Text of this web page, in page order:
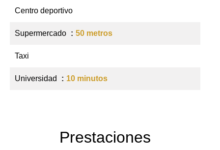
Centro deportivo
Supermercado 50 metros
Taxi
Universidad 10 minutos
Prestaciones